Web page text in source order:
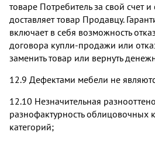
товаре Потребитель за свой счет
доставляет товар Продавцу.
включает в себя возможность
договора купли-продажи или
заменить товар или вернуть
12.9 Дефектами мебели не
12.10 Незначительная
разнофактурность облицовочных
категорий;